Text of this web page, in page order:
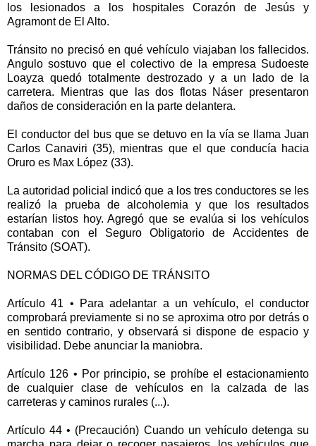
los lesionados a los hospitales Corazón de Jesús y
Agramont de El Alto.
Tránsito no precisó en qué vehículo viajaban los fallecidos.
Angulo sostuvo que el colectivo de la empresa Sudoeste
Loayza quedó totalmente destrozado y a un lado de la
carretera. Mientras que las dos flotas Náser presentaron
daños de consideración en la parte delantera.
El conductor del bus que se detuvo en la vía se llama Juan
Carlos Canaviri (35), mientras que el que conducía hacia
Oruro es Max López (33).
La autoridad policial indicó que a los tres conductores se les
realizó la prueba de alcoholemia y que los resultados
estarían listos hoy. Agregó que se evalúa si los vehículos
contaban con el Seguro Obligatorio de Accidentes de
Tránsito (SOAT).
NORMAS DEL CÓDIGO DE TRÁNSITO
Artículo 41 • Para adelantar a un vehículo, el conductor
comprobará previamente si no se aproxima otro por detrás o
en sentido contrario, y observará si dispone de espacio y
visibilidad. Debe anunciar la maniobra.
Artículo 126 • Por principio, se prohíbe el estacionamiento
de cualquier clase de vehículos en la calzada de las
carreteras y caminos rurales (...).
Artículo 44 • (Precaución) Cuando un vehículo detenga su